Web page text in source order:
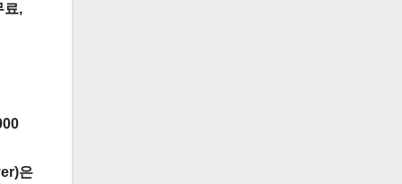
료,
은